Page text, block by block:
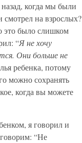
когда мы были
на взрослых?
это было слишком
“Я не хочу
Они больше не
ребенка, потому
можно сохранять
когда вы можете
я говорил и
“Не